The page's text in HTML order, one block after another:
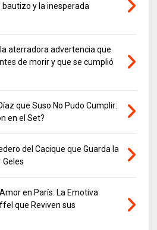
bautizo y la inesperada
aterradora advertencia que
de morir y que se cumplió
que Suso No Pudo Cumplir:
en el Set?
del Cacique que Guarda la
Geles
en París: La Emotiva
que Reviven sus